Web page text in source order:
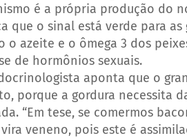
é a própria produção do
que o sinal está verde para as
o azeite e o ômega 3 dos
de hormônios sexuais.
aponta que o
porque a gordura necessita
“Em tese, se comermos
veneno, pois este é